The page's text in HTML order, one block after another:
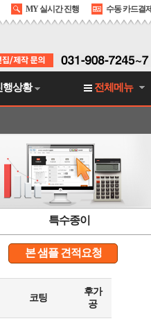
MY 실시간 진행 수동 카드결제
전체메뉴
행상황
특수종이
본 샘플 견적요청
코팅
후가
공